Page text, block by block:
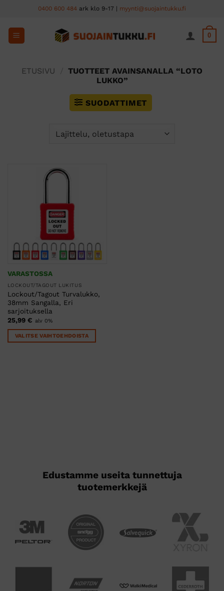
content
0400 600 484 ark klo 9-17 | myynti@suojaintukku.fi
0
ETUSIVU
TUOTTEET AVAINSANALLA “LOTO
LUKKO”
SUODATTIMET
VARASTOSSA
LOCKOUT/TAGOUT LUKITUS
Lockout/Tagout Turvalukko,
38mm Sangalla, Eri
sarjoituksella
25,99 € alv 0%
VALITSE VAIHTOEHDOISTA
Edustamme useita tunnettuja
tuotemerkkejä